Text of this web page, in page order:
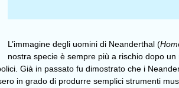
L’immagine degli uomini di Neanderthal (
nostra specie è sempre più a rischio dopo
Già in passato fu dimostrato che i
in grado di produrre semplici strumenti